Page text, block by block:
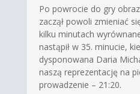
Po powrocie do gry
zaczął powoli zmieniać
kilku minutach
nastąpił w 35. minucie,
dysponowana Daria
naszą reprezentację na
prowadzenie – 21:20.